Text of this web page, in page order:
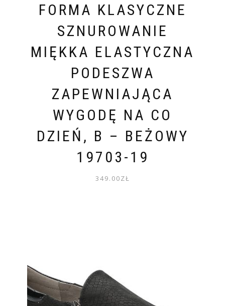
FORMA KLASYCZNE
SZNUROWANIE
MIĘKKA ELASTYCZNA
PODESZWA
ZAPEWNIAJĄCA
WYGODĘ NA CO
DZIEŃ, B – BEŻOWY
19703-19
349.00ZŁ